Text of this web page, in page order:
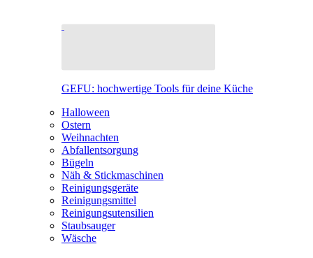
GEFU: hochwertige Tools für deine Küche
Halloween
Ostern
Weihnachten
Abfallentsorgung
Bügeln
Näh & Stickmaschinen
Reinigungsgeräte
Reinigungsmittel
Reinigungsutensilien
Staubsauger
Wäsche